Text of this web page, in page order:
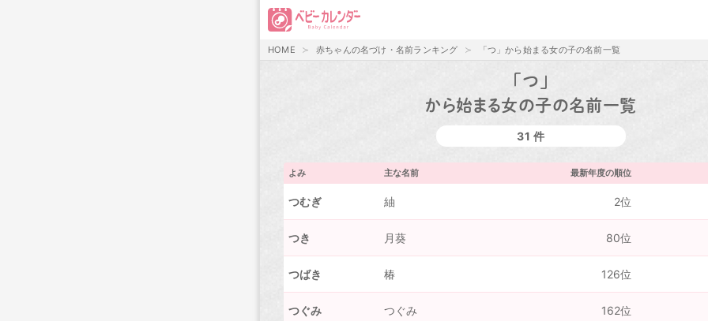
HOME 赤ちゃんの名づけ・名前ランキング 「つ」から始まる女の子の名前一覧
「つ」
から始まる女の子の名前一覧
31 件
よみ 主な名前 最新年度の順位
つむぎ 紬 2位
つき 月葵 80位
つばき 椿 126位
つぐみ つぐみ 162位